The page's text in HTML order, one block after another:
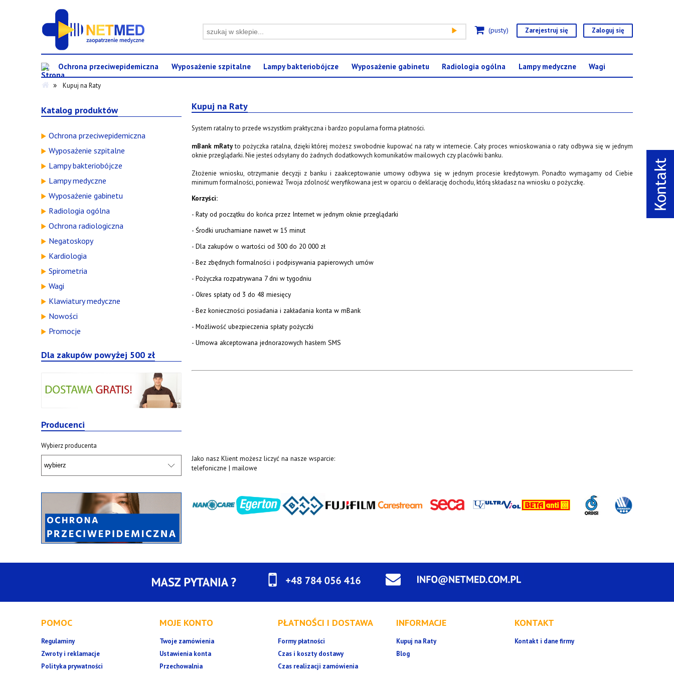
Zarejestruj się Zaloguj się
(pusty)
Ochrona przeciwepidemiczna Wyposażenie szpitalne Lampy bakteriobójcze Wyposażenie gabinetu Radiologia ogólna Lampy medyczne
Wagi
KONTAKT
» Kupuj na Raty
Katalog produktów
Ochrona przeciwepidemiczna
Wyposażenie szpitalne
Lampy bakteriobójcze
Lampy medyczne
Wyposażenie gabinetu
Radiologia ogólna
Ochrona radiologiczna
Negatoskopy
Kardiologia
Spirometria
Wagi
Klawiatury medyczne
Nowości
Promocje
Dla zakupów powyżej 500 zł
Producenci
Wybierz producenta
Kupuj na Raty
System ratalny to przede wszystkim praktyczna i bardzo popularna forma płatności.
mBank mRatyto pożyczka ratalna, dzięki której możesz swobodnie kupować na raty w internecie. Cały proces wnioskowania o raty odbywa się w jednym
oknie przeglądarki. Nie jesteś odsyłany do żadnych dodatkowych komunikatów mailowych czy placówki banku.
Złożenie wniosku, otrzymanie decyzji z banku i zaakceptowanie umowy odbywa się w jednym procesie kredytowym. Ponadto wymagamy od Ciebie
minimum formalności, ponieważ Twoja zdolność weryfikowana jest w oparciu o deklarację dochodu, którą składasz na wniosku o pożyczkę.
Korzyści:
- Raty od początku do końca przez Internet w jednym oknie przeglądarki
- Środki uruchamiane nawet w 15 minut
- Dla zakupów o wartości od 300 do 20 000 zł
- Bez zbędnych formalności i podpisywania papierowych umów
- Pożyczka rozpatrywana 7 dni w tygodniu
- Okres spłaty od 3 do 48 miesięcy
- Bez konieczności posiadania i zakładania konta w mBank
- Możliwość ubezpieczenia spłaty pożyczki
- Umowa akceptowana jednorazowych hasłem SMS
Jako nasz Klient możesz liczyć na nasze wsparcie:
telefoniczne | mailowe
POMOC
Regulaminy
Zwroty i reklamacje
Polityka prywatności
MOJE KONTO
Twoje zamówienia
Ustawienia konta
Przechowalnia
PŁATNOŚCI I DOSTAWA
Formy płatności
Czas i koszty dostawy
Czas realizacji zamówienia
INFORMACJE
Kupuj na Raty
Blog
KONTAKT
Kontakt i dane firmy